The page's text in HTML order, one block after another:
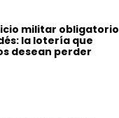
militar obligatorio
la lotería que
desean perder